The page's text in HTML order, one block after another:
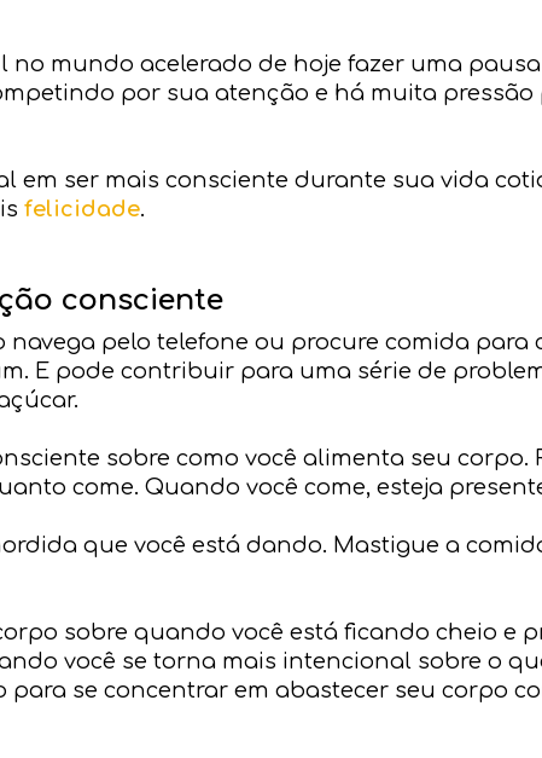
no mundo acelerado de hoje fazer uma
por sua atenção e há muita pressão
em ser mais consciente durante sua vida
felicidade.
consciente
navega pelo telefone ou procure comida para
E pode contribuir para uma série de
sobre como você alimenta seu corpo.
come. Quando você come, esteja
que você está dando. Mastigue a
sobre quando você está ficando cheio e
você se torna mais intencional sobre o
para se concentrar em abastecer seu corpo